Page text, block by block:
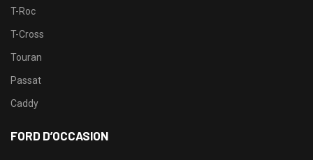
T-Roc
T-Cross
Touran
Passat
Caddy
FORD D’OCCASION